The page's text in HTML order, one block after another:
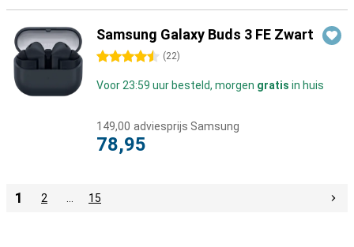
Samsung Galaxy Buds 3 FE Zwart
4.5 sterren (22)
Voor 23:59 uur besteld, morgen gratis in huis
149,00 adviesprijs Samsung
78,95
1 2 15